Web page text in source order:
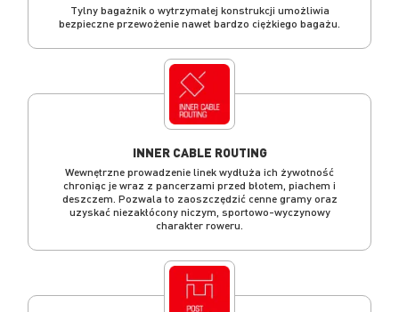
Tylny bagażnik o wytrzymałej konstrukcji umożliwia
bezpieczne przewożenie nawet bardzo ciężkiego bagażu.
INNER CABLE ROUTING
Wewnętrzne prowadzenie linek wydłuża ich żywotność
chroniąc je wraz z pancerzami przed błotem, piachem i
deszczem. Pozwala to zaoszczędzić cenne gramy oraz
uzyskać niezakłócony niczym, sportowo-wyczynowy
charakter roweru.